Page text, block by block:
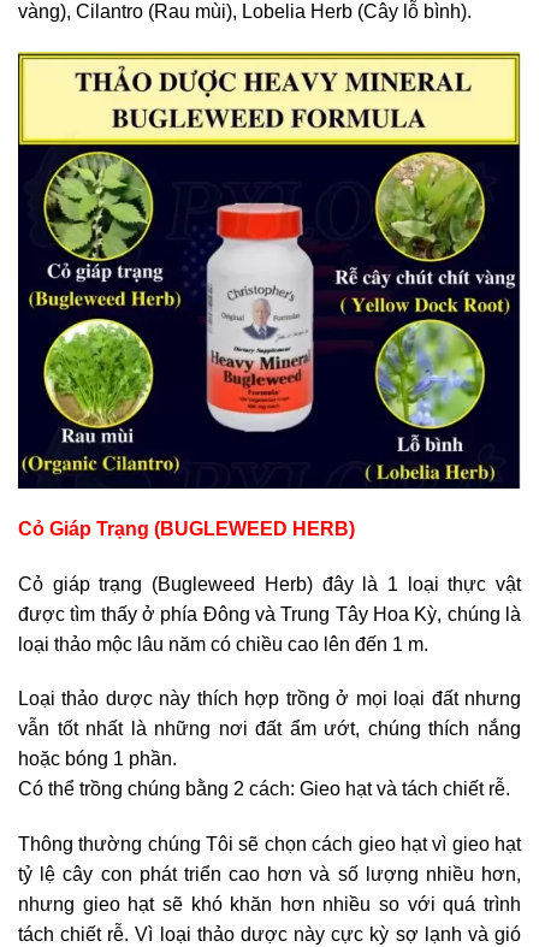
vàng), Cilantro (Rau mùi), Lobelia Herb (Cây lỗ bình).
Cỏ Giáp Trạng (BUGLEWEED HERB)
Cỏ giáp trạng (Bugleweed Herb) đây là 1 loại thực vật
được tìm thấy ở phía Đông và Trung Tây Hoa Kỳ, chúng là
loại thảo mộc lâu năm có chiều cao lên đến 1 m.
Loại thảo dược này thích hợp trồng ở mọi loại đất nhưng
vẫn tốt nhất là những nơi đất ẩm ướt, chúng thích nắng
hoặc bóng 1 phần.
Có thể trồng chúng bằng 2 cách: Gieo hạt và tách chiết rễ.
Thông thường chúng Tôi sẽ chọn cách gieo hạt vì gieo hạt
tỷ lệ cây con phát triển cao hơn và số lượng nhiều hơn,
nhưng gieo hạt sẽ khó khăn hơn nhiều so với quá trình
tách chiết rễ. Vì loại thảo dược này cực kỳ sợ lạnh và gió